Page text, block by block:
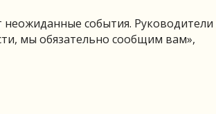
события. Руководители
мы обязательно сообщим вам»,